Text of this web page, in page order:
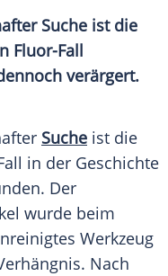
Suche ist die
Fluor-Fall
verärgert.
Suche ist die
in der Geschichte
Der
wurde beim
Werkzeug
Nach